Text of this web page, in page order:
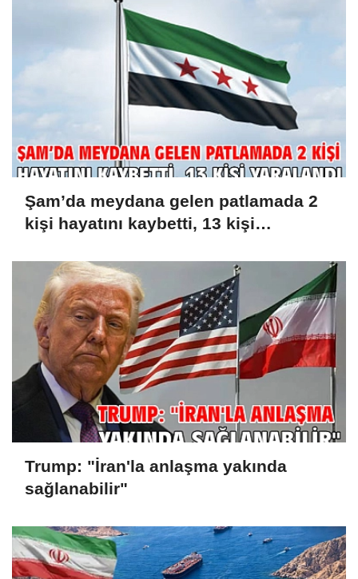
Şam’da meydana gelen patlamada 2
kişi hayatını kaybetti, 13 kişi
Trump: "İran'la anlaşma yakında
sağlanabilir"